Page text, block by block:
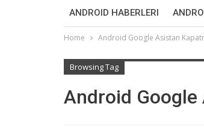
ANDROID HABERLERI
Home Android Google Asistan
Browsing Tag
Android